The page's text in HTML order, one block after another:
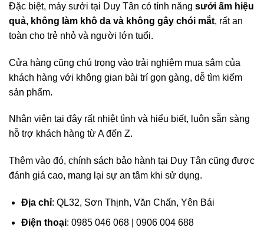
Đặc biệt, máy sưởi tại Duy Tân có tính năng sưởi ấm hiệu
quả, không làm khô da và không gây chói mắt, rất an
toàn cho trẻ nhỏ và người lớn tuổi.
Cửa hàng cũng chú trọng vào trải nghiệm mua sắm của
khách hàng với không gian bài trí gọn gàng, dễ tìm kiếm
sản phẩm.
Nhân viên tại đây rất nhiệt tình và hiểu biết, luôn sẵn sàng
hỗ trợ khách hàng từ A đến Z.
Thêm vào đó, chính sách bảo hành tại Duy Tân cũng được
đánh giá cao, mang lại sự an tâm khi sử dụng.
Địa chỉ: QL32, Sơn Thịnh, Văn Chấn, Yên Bái
Điện thoại: 0985 046 068 | 0906 004 688